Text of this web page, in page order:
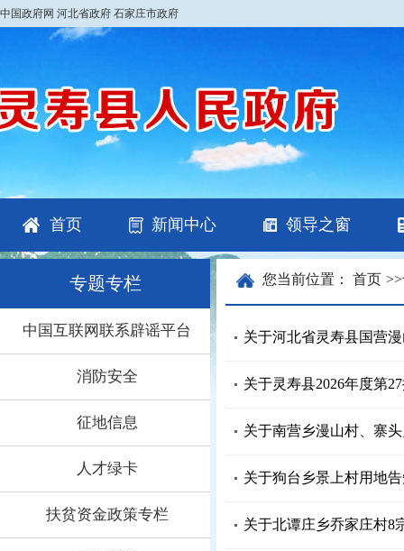
中国政府网 河北省政府 石家庄市政府
首页 新闻中心 领导之窗
专题专栏
中国互联网联系辟谣平台
消防安全
征地信息
人才绿卡
扶贫资金政策专栏
您当前位置： 首页 >>
关于河北省灵寿县国营
关于灵寿县2026年度第
关于南营乡漫山村、寨
关于狗台乡景上村用地
关于北谭庄乡乔家庄村8